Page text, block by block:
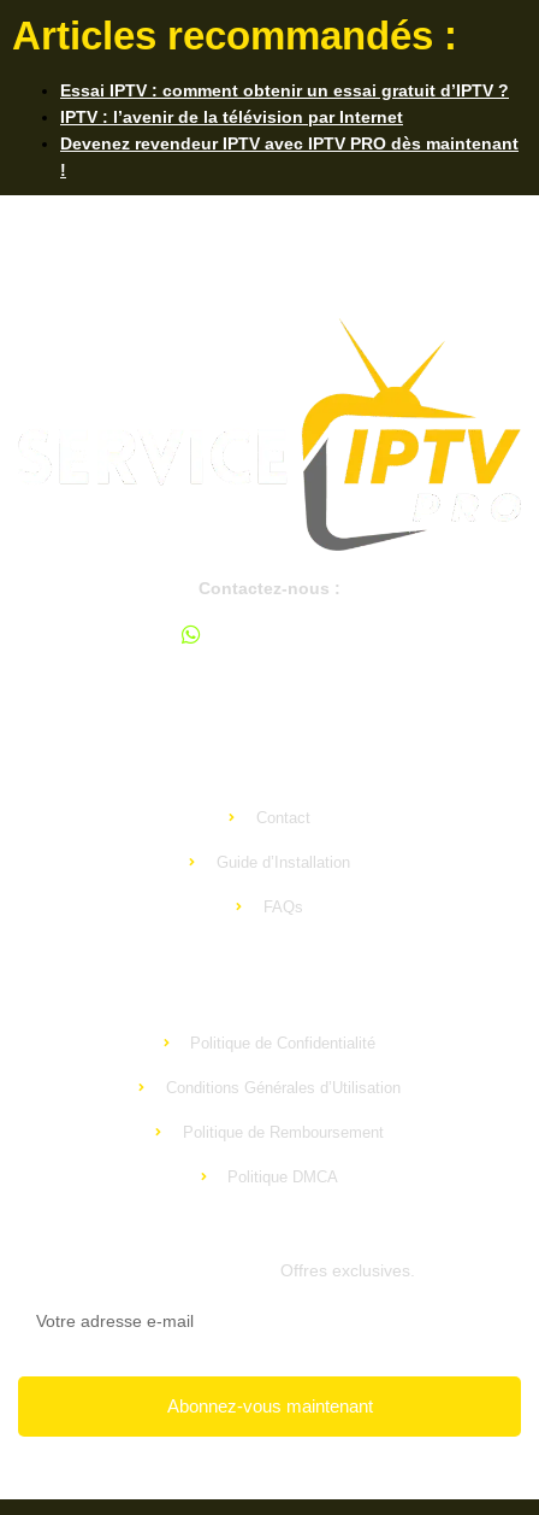
Articles recommandés :
Essai IPTV : comment obtenir un essai gratuit d’IPTV ?
IPTV : l’avenir de la télévision par Internet
Devenez revendeur IPTV avec IPTV PRO dès maintenant
!
Contactez-nous :
Contact
Guide d’Installation
FAQs
Politique de Confidentialité
Conditions Générales d’Utilisation
Politique de Remboursement
Politique DMCA
Offres exclusives.
Abonnez-vous maintenant